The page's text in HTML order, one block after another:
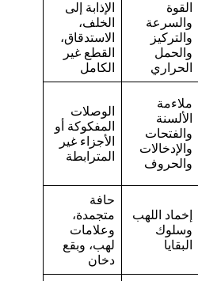
القوة
والسرعة
والتركيز
والحمل
الحراري
الإذابة إلى
الخلف،
الاستدقاق،
القطع غير
الكامل
ملاءمة
الألسنة
والفتحات
والإدخالات
والحروف
الوصلات
المفكوكة أو
الأجزاء غير
المترابطة
إخماد اللهب
وسلوك
البقايا
حافة
متجمدة،
وعلامات
لهب، وبقع
دخان